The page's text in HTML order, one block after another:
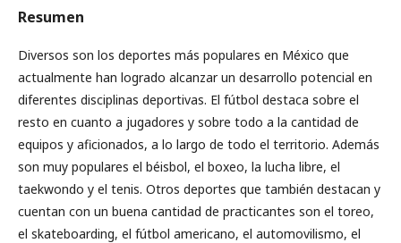
Resumen
Diversos son los deportes más populares en México que
actualmente han logrado alcanzar un desarrollo potencial en
diferentes disciplinas deportivas. El fútbol destaca sobre el
resto en cuanto a jugadores y sobre todo a la cantidad de
equipos y aficionados, a lo largo de todo el territorio. Además
son muy populares el béisbol, el boxeo, la lucha libre, el
taekwondo y el tenis. Otros deportes que también destacan y
cuentan con un buena cantidad de practicantes son el toreo,
el skateboarding, el fútbol americano, el automovilismo, el